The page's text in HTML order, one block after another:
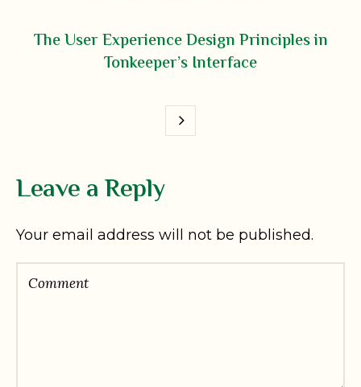
The User Experience Design Principles in
Tonkeeper’s Interface
Leave a Reply
Your email address will not be published.
Comment